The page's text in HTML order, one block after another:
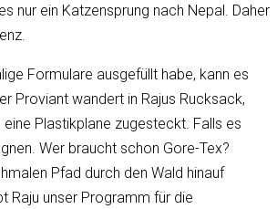
nur ein Katzensprung nach Nepal. Daher
Formulare ausgefüllt habe, kann es
Proviant wandert in Rajus Rucksack,
Plastikplane zugesteckt. Falls es
Wer braucht schon Gore-Tex?
Pfad durch den Wald hinauf
Raju unser Programm für die